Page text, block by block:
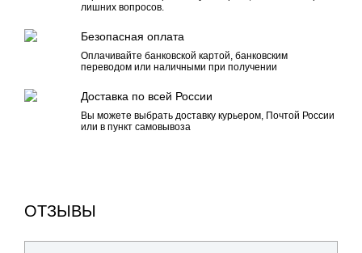
лишних вопросов.
Безопасная оплата
Оплачивайте банковской картой, банковским
переводом или наличными при получении
Доставка по всей России
Вы можете выбрать доставку курьером, Почтой России
или в пункт самовывоза
ОТЗЫВЫ